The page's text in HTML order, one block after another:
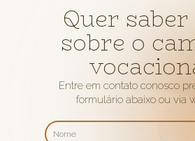
Quer
sobre o
Entre em contato conosco
formulário abaixo ou via